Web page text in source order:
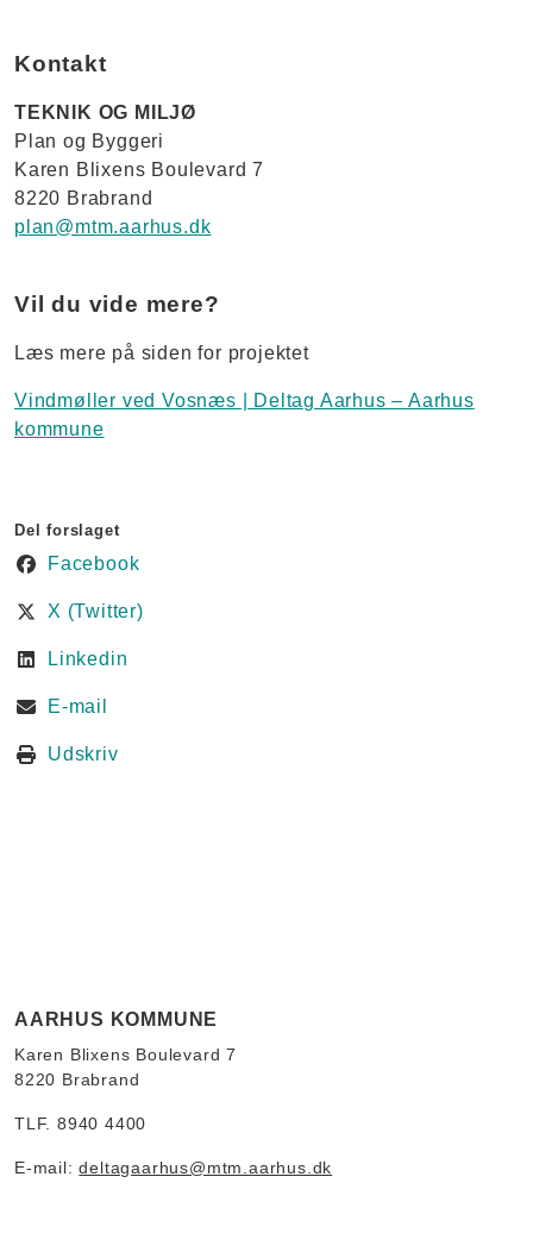
Kontakt
TEKNIK OG MILJØ
Plan og Byggeri
Karen Blixens Boulevard 7
8220 Brabrand
plan@mtm.aarhus.dk
Vil du vide mere?
Læs mere på siden for projektet
Vindmøller ved Vosnæs | Deltag Aarhus – Aarhus
kommune
Del forslaget
Facebook
X (Twitter)
Linkedin
E-mail
Udskriv
AARHUS KOMMUNE
Karen Blixens Boulevard 7
8220 Brabrand
TLF. 8940 4400
E-mail:deltagaarhus@mtm.aarhus.dk